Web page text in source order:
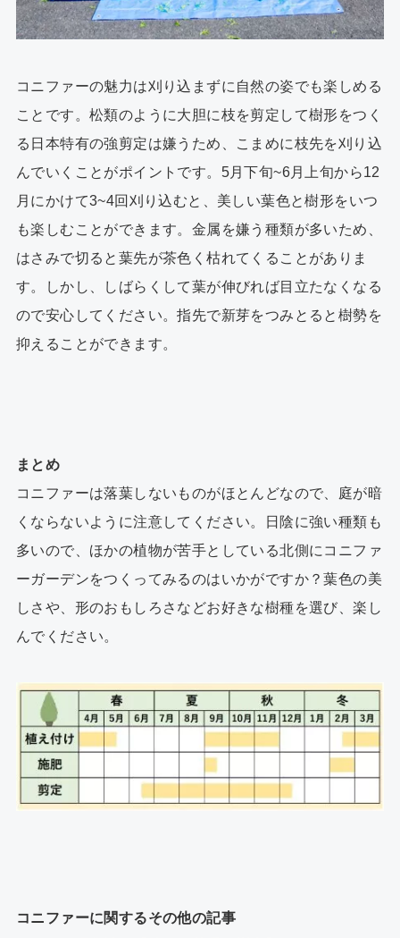
コニファーの魅力は刈り込まずに自然の姿でも楽しめる
ことです。松類のように大胆に枝を剪定して樹形をつく
る日本特有の強剪定は嫌うため、こまめに枝先を刈り込
んでいくことがポイントです。5月下旬~6月上旬から12
月にかけて3~4回刈り込むと、美しい葉色と樹形をいつ
も楽しむことができます。金属を嫌う種類が多いため、
はさみで切ると葉先が茶色く枯れてくることがありま
す。しかし、しばらくして葉が伸びれば目立たなくなる
ので安心してください。指先で新芽をつみとると樹勢を
抑えることができます。
まとめ
コニファーは落葉しないものがほとんどなので、庭が暗
くならないように注意してください。日陰に強い種類も
多いので、ほかの植物が苦手としている北側にコニファ
ーガーデンをつくってみるのはいかがですか？葉色の美
しさや、形のおもしろさなどお好きな樹種を選び、楽し
んでください。
コニファーに関するその他の記事